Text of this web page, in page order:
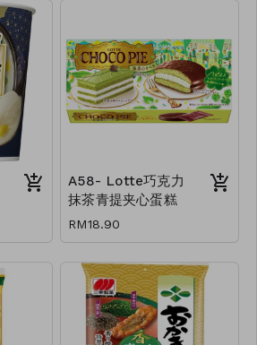
A58- Lotte巧克力
抹茶青提夹心蛋糕
RM18.90